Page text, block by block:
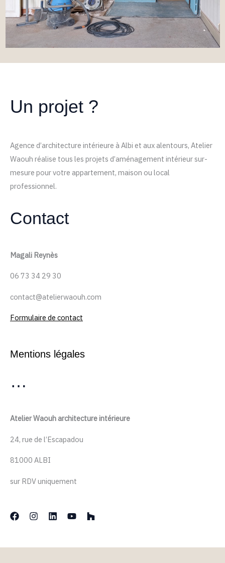
Un projet ?
Agence d’architecture intérieure à Albi et aux alentours, Atelier
Waouh réalise tous les projets d’aménagement intérieur sur-
mesure pour votre appartement, maison ou local
professionnel.
Contact
Magali Reynès
06 73 34 29 30
contact@atelierwaouh.com
Formulaire de contact
Mentions légales
…
Atelier Waouh architecture intérieure
24, rue de l’Escapadou
81000 ALBI
sur RDV uniquement